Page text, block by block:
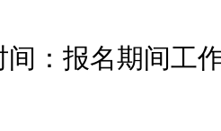
报名期间工作